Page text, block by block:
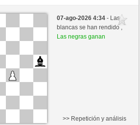
(1528) (+17)
+ 5 seconds/move
07-ago-2026 4:34- Las
blancas se han rendido ,
Las negras ganan
>> Repetición y análisis